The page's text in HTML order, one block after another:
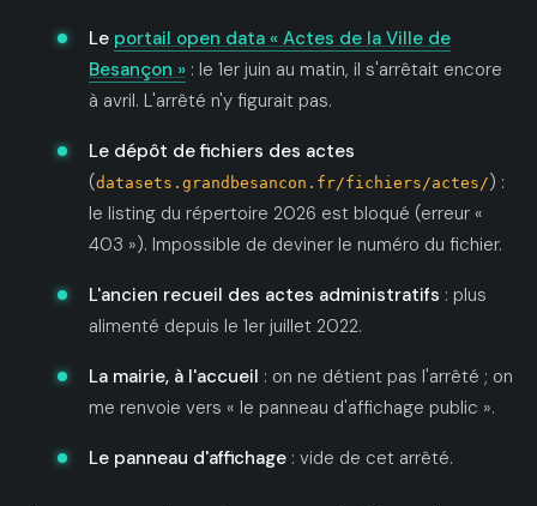
Le portail open data « Actes de la Ville de
Besançon »: le 1er juin au matin, il s'arrêtait encore
à avril. L'arrêté n'y figurait pas.
Le dépôt de fichiers des actes
(datasets.grandbesancon.fr/fichiers/actes/) :
le listing du répertoire 2026 est bloqué (erreur «
403 »). Impossible de deviner le numéro du fichier.
L'ancien recueil des actes administratifs : plus
alimenté depuis le 1er juillet 2022.
La mairie, à l'accueil : on ne détient pas l'arrêté ; on
me renvoie vers « le panneau d'affichage public ».
Le panneau d'affichage: vide de cet arrêté.